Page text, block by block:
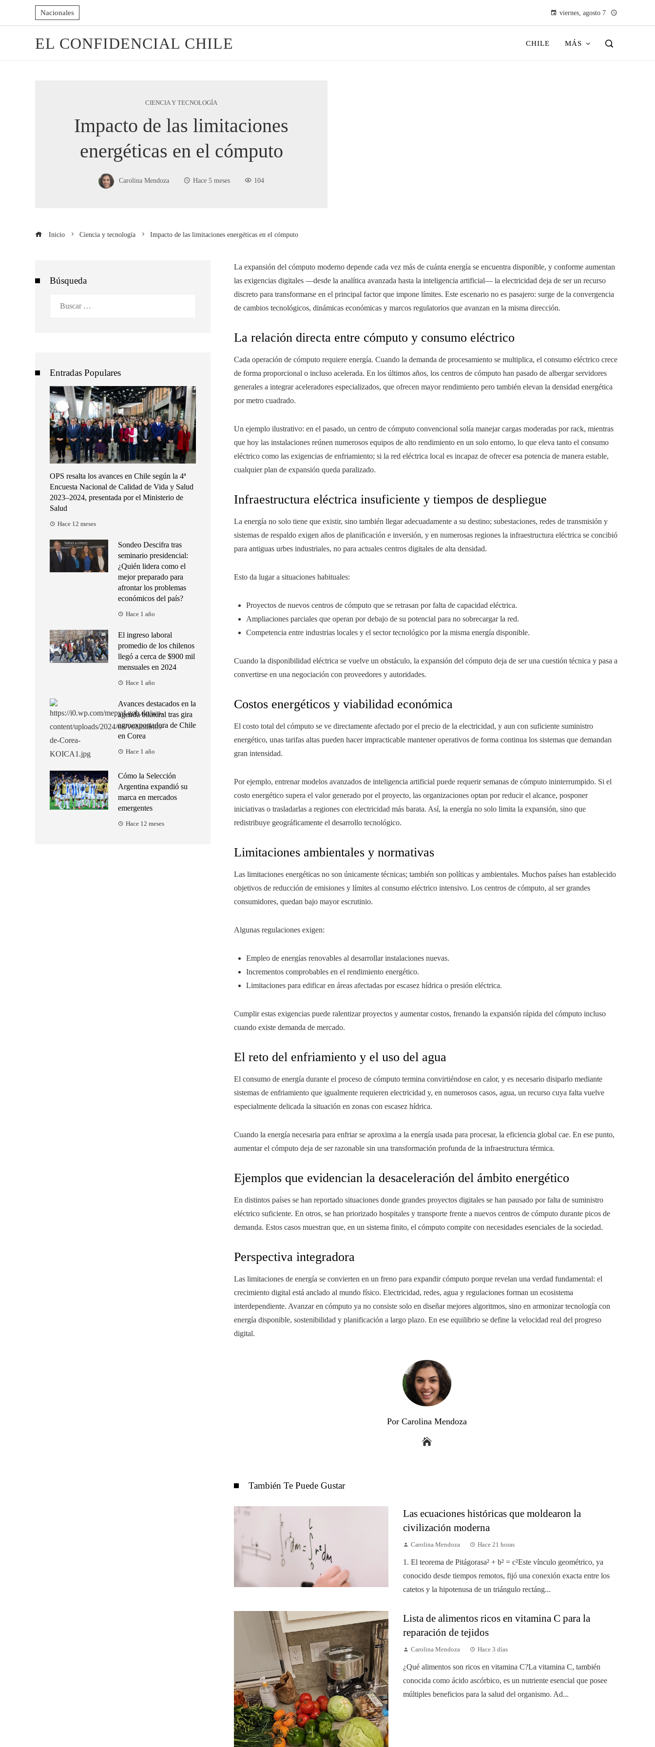
Nacionales viernes, agosto 7
EL CONFIDENCIAL CHILE CHILE MÁS
CIENCIA Y TECNOLOGÍA
Impacto de las limitaciones
energéticas en el cómputo
Carolina Mendoza Hace 5 meses 104
Inicio Ciencia y tecnología Impacto de las limitaciones energéticas en el cómputo
La expansión del cómputo moderno depende cada vez más de cuánta energía se encuentra disponible, y conforme aumentan
las exigencias digitales —desde la analítica avanzada hasta la inteligencia artificial— la electricidad deja de ser un recurso
discreto para transformarse en el principal factor que impone límites. Este escenario no es pasajero: surge de la convergencia
de cambios tecnológicos, dinámicas económicas y marcos regulatorios que avanzan en la misma dirección.
La relación directa entre cómputo y consumo eléctrico
Cada operación de cómputo requiere energía. Cuando la demanda de procesamiento se multiplica, el consumo eléctrico crece
de forma proporcional o incluso acelerada. En los últimos años, los centros de cómputo han pasado de albergar servidores
generales a integrar aceleradores especializados, que ofrecen mayor rendimiento pero también elevan la densidad energética
por metro cuadrado.
Un ejemplo ilustrativo: en el pasado, un centro de cómputo convencional solía manejar cargas moderadas por rack, mientras
que hoy las instalaciones reúnen numerosos equipos de alto rendimiento en un solo entorno, lo que eleva tanto el consumo
eléctrico como las exigencias de enfriamiento; si la red eléctrica local es incapaz de ofrecer esa potencia de manera estable,
cualquier plan de expansión queda paralizado.
Infraestructura eléctrica insuficiente y tiempos de despliegue
La energía no solo tiene que existir, sino también llegar adecuadamente a su destino; subestaciones, redes de transmisión y
sistemas de respaldo exigen años de planificación e inversión, y en numerosas regiones la infraestructura eléctrica se concibió
para antiguas urbes industriales, no para actuales centros digitales de alta densidad.
Esto da lugar a situaciones habituales:
Proyectos de nuevos centros de cómputo que se retrasan por falta de capacidad eléctrica.
Ampliaciones parciales que operan por debajo de su potencial para no sobrecargar la red.
Competencia entre industrias locales y el sector tecnológico por la misma energía disponible.
Cuando la disponibilidad eléctrica se vuelve un obstáculo, la expansión del cómputo deja de ser una cuestión técnica y pasa a
convertirse en una negociación con proveedores y autoridades.
Costos energéticos y viabilidad económica
El costo total del cómputo se ve directamente afectado por el precio de la electricidad, y aun con suficiente suministro
energético, unas tarifas altas pueden hacer impracticable mantener operativos de forma continua los sistemas que demandan
gran intensidad.
Por ejemplo, entrenar modelos avanzados de inteligencia artificial puede requerir semanas de cómputo ininterrumpido. Si el
costo energético supera el valor generado por el proyecto, las organizaciones optan por reducir el alcance, posponer
iniciativas o trasladarlas a regiones con electricidad más barata. Así, la energía no solo limita la expansión, sino que
redistribuye geográficamente el desarrollo tecnológico.
Limitaciones ambientales y normativas
Las limitaciones energéticas no son únicamente técnicas; también son políticas y ambientales. Muchos países han establecido
objetivos de reducción de emisiones y límites al consumo eléctrico intensivo. Los centros de cómputo, al ser grandes
consumidores, quedan bajo mayor escrutinio.
Algunas regulaciones exigen:
Empleo de energías renovables al desarrollar instalaciones nuevas.
Incrementos comprobables en el rendimiento energético.
Limitaciones para edificar en áreas afectadas por escasez hídrica o presión eléctrica.
Cumplir estas exigencias puede ralentizar proyectos y aumentar costos, frenando la expansión rápida del cómputo incluso
cuando existe demanda de mercado.
El reto del enfriamiento y el uso del agua
El consumo de energía durante el proceso de cómputo termina convirtiéndose en calor, y es necesario disiparlo mediante
sistemas de enfriamiento que igualmente requieren electricidad y, en numerosos casos, agua, un recurso cuya falta vuelve
especialmente delicada la situación en zonas con escasez hídrica.
Cuando la energía necesaria para enfriar se aproxima a la energía usada para procesar, la eficiencia global cae. En ese punto,
aumentar el cómputo deja de ser razonable sin una transformación profunda de la infraestructura térmica.
Ejemplos que evidencian la desaceleración del ámbito energético
En distintos países se han reportado situaciones donde grandes proyectos digitales se han pausado por falta de suministro
eléctrico suficiente. En otros, se han priorizado hospitales y transporte frente a nuevos centros de cómputo durante picos de
demanda. Estos casos muestran que, en un sistema finito, el cómputo compite con necesidades esenciales de la sociedad.
Perspectiva integradora
Las limitaciones de energía se convierten en un freno para expandir cómputo porque revelan una verdad fundamental: el
crecimiento digital está anclado al mundo físico. Electricidad, redes, agua y regulaciones forman un ecosistema
interdependiente. Avanzar en cómputo ya no consiste solo en diseñar mejores algoritmos, sino en armonizar tecnología con
energía disponible, sostenibilidad y planificación a largo plazo. En ese equilibrio se define la velocidad real del progreso
digital.
Por Carolina Mendoza
También Te Puede Gustar
Las ecuaciones históricas que moldearon la
civilización moderna
Carolina Mendoza Hace 21 horas
1. El teorema de Pitágorasa² + b² = c²Este vínculo geométrico, ya
conocido desde tiempos remotos, fijó una conexión exacta entre los
catetos y la hipotenusa de un triángulo rectáng...
Lista de alimentos ricos en vitamina C para la
reparación de tejidos
Carolina Mendoza Hace 3 días
¿Qué alimentos son ricos en vitamina C?La vitamina C, también
conocida como ácido ascórbico, es un nutriente esencial que posee
múltiples beneficios para la salud del organismo. Ad...
Búsqueda
Entradas Populares
OPS resalta los avances en Chile según la 4ª
Encuesta Nacional de Calidad de Vida y Salud
2023–2024, presentada por el Ministerio de
Salud
Hace 12 meses
Sondeo Descifra tras
seminario presidencial:
¿Quién lidera como el
mejor preparado para
afrontar los problemas
económicos del país?
Hace 1 año
El ingreso laboral
promedio de los chilenos
llegó a cerca de $900 mil
mensuales en 2024
Hace 1 año
Avances destacados en la
agenda bilateral tras gira
agroexportadora de Chile
en Corea
Hace 1 año
Cómo la Selección
Argentina expandió su
marca en mercados
emergentes
Hace 12 meses